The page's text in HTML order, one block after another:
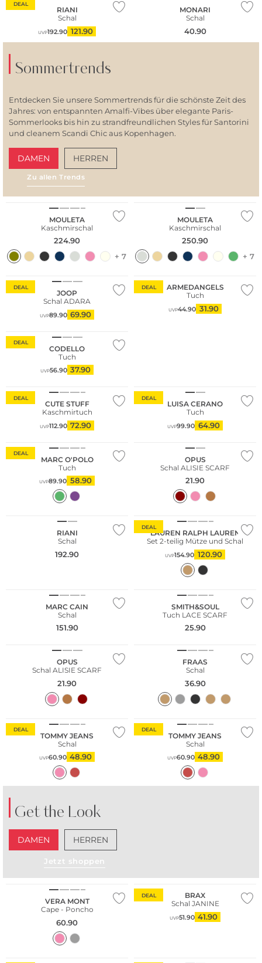
DEAL
RIANI
Schal
UVP192.90 121.90
MONARI
Schal
40.90
Sommertrends
Entdecken Sie unsere Sommertrends für die schönste Zeit des
Jahres: von entspannten Amalfi-Vibes über elegante Paris-
Sommerlooks bis hin zu strandfreundlichen Styles für Santorini
und cleanem Scandi Chic aus Kopenhagen.
DAMEN HERREN
Zu allen Trends
MOULETA
Kaschmirschal
224.90
+ 7
MOULETA
Kaschmirschal
250.90
+ 7
DEAL
Nachhaltig
JOOP
Schal ADARA
UVP89.90 69.90
DEAL
Nachhaltig
ARMEDANGELS
Tuch
UVP44.90 31.90
DEAL
CODELLO
Tuch
UVP56.90 37.90
DEAL
CUTE STUFF
Kaschmirtuch
UVP112.90 72.90
DEAL
LUISA CERANO
Tuch
UVP99.90 64.90
DEAL
MARC O'POLO
Tuch
UVP89.90 58.90
OPUS
Schal ALISIE SCARF
21.90
RIANI
Schal
192.90
DEAL
LAUREN RALPH LAUREN
Set 2-teilig Mütze und Schal
UVP154.90 120.90
MARC CAIN
Schal
151.90
SMITH&SOUL
Tuch LACE SCARF
25.90
OPUS
Schal ALISIE SCARF
21.90
FRAAS
Schal
36.90
DEAL
TOMMY JEANS
Schal
UVP60.90 48.90
DEAL
TOMMY JEANS
Schal
UVP60.90 48.90
Get the Look
DAMEN HERREN
Jetzt shoppen
VERA MONT
Cape - Poncho
60.90
DEAL
BRAX
Schal JANINE
UVP51.90 41.90